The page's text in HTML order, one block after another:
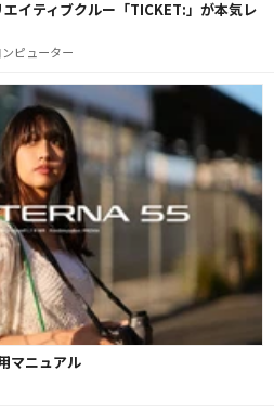
イティブクルー「TICKET:」が本気レ
ピューター
マニュアル